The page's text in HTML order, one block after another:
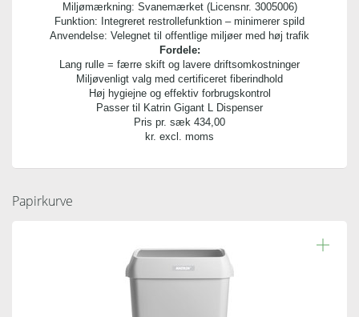
Miljømærkning: Svanemærket (Licensnr. 3005006)
Funktion: Integreret restrollefunktion – minimerer spild
Anvendelse: Velegnet til offentlige miljøer med høj trafik
Fordele:
Lang rulle = færre skift og lavere driftsomkostninger
Miljøvenligt valg med certificeret fiberindhold
Høj hygiejne og effektiv forbrugskontrol
Passer til Katrin Gigant L Dispenser
Pris pr. sæk 434,00
kr. excl. moms
Papirkurve